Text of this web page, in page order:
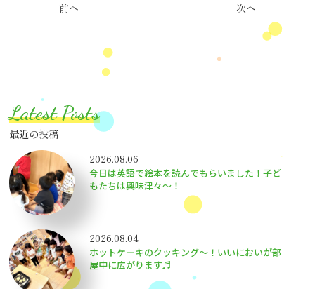
前へ 次へ
Latest Posts
最近の投稿
2026.08.06
今日は英語で絵本を読んでもらいました！子ど
もたちは興味津々〜！
2026.08.04
ホットケーキのクッキング～！いいにおいが部
屋中に広がります♬